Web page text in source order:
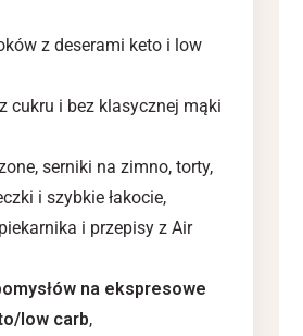
z deserami keto i low
cukru i bez klasycznej mąki
serniki na zimno, torty,
i szybkie łakocie,
i przepisy z Air
na ekspresowe
low carb,